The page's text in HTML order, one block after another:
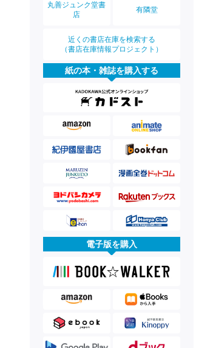
丸善ジュンク堂書
店
有隣堂
近くの書店在庫を検索する
（書店在庫情報プロジェクト）
紙の本・雑誌を購入する
電子版を購入